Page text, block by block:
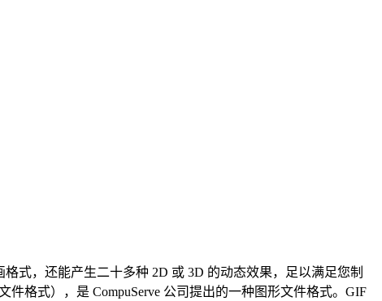
式，还能产生二十多种 2D 或 3D 的动态效果，足以满足您制
格式），是 CompuServe 公司提出的一种图形文件格式。GIF